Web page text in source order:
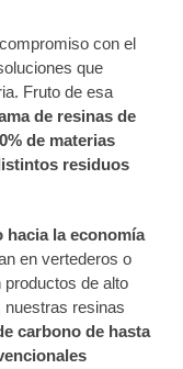
con el
que
Fruto de esa
de resinas de
de materias
residuos
hacia la economía
en vertederos o
de alto
resinas
carbono de hasta